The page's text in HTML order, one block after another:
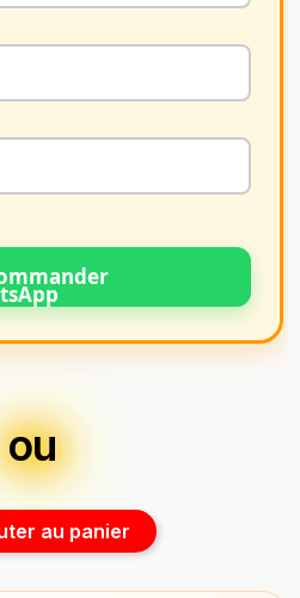
ou
au panier